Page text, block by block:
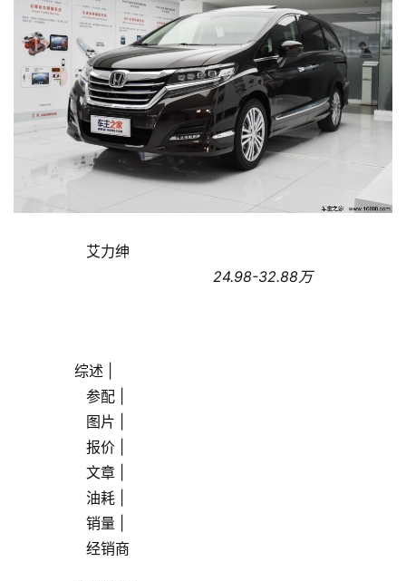
互
联
网
乐
房
                艾力绅
                                            24.98-32.88万
综述 |
                参配 |
                图片 |
                报价 |
                文章 |
                油耗 |
                销量 |
                经销商